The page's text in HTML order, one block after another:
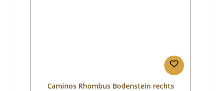
Caminos Rhombus Bodenstein rechts